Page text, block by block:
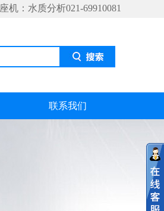
座机：水质分析021-69910081
联系我们